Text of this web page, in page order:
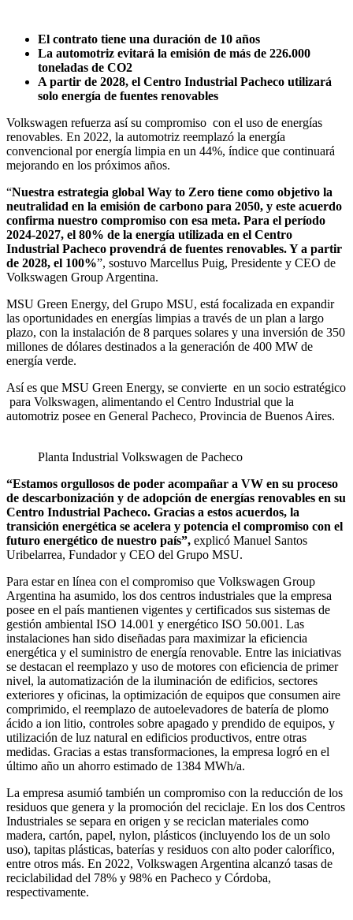
El contrato tiene una duración de 10 años
La automotriz evitará la emisión de más de 226.000
toneladas de CO2
A partir de 2028, el Centro Industrial Pacheco utilizará
solo energía de fuentes renovables
Volkswagen refuerza así su compromiso con el uso de energías
renovables. En 2022, la automotriz reemplazó la energía
convencional por energía limpia en un 44%, índice que continuará
mejorando en los próximos años.
“Nuestra estrategia global Way to Zero tiene como objetivo la
neutralidad en la emisión de carbono para 2050, y este acuerdo
confirma nuestro compromiso con esa meta. Para el período
2024-2027, el 80% de la energía utilizada en el Centro
Industrial Pacheco provendrá de fuentes renovables. Y a partir
de 2028, el 100%”, sostuvo Marcellus Puig, Presidente y CEO de
Volkswagen Group Argentina.
MSU Green Energy, del Grupo MSU, está focalizada en expandir
las oportunidades en energías limpias a través de un plan a largo
plazo, con la instalación de 8 parques solares y una inversión de 350
millones de dólares destinados a la generación de 400 MW de
energía verde.
Así es que MSU Green Energy, se convierte en un socio estratégico
para Volkswagen, alimentando el Centro Industrial que la
automotriz posee en General Pacheco, Provincia de Buenos Aires.
Planta Industrial Volkswagen de Pacheco
“Estamos orgullosos de poder acompañar a VW en su proceso
de descarbonización y de adopción de energías renovables en su
Centro Industrial Pacheco. Gracias a estos acuerdos, la
transición energética se acelera y potencia el compromiso con el
futuro energético de nuestro país”, explicó Manuel Santos
Uribelarrea, Fundador y CEO del Grupo MSU.
Para estar en línea con el compromiso que Volkswagen Group
Argentina ha asumido, los dos centros industriales que la empresa
posee en el país mantienen vigentes y certificados sus sistemas de
gestión ambiental ISO 14.001 y energético ISO 50.001. Las
instalaciones han sido diseñadas para maximizar la eficiencia
energética y el suministro de energía renovable. Entre las iniciativas
se destacan el reemplazo y uso de motores con eficiencia de primer
nivel, la automatización de la iluminación de edificios, sectores
exteriores y oficinas, la optimización de equipos que consumen aire
comprimido, el reemplazo de autoelevadores de batería de plomo
ácido a ion litio, controles sobre apagado y prendido de equipos, y
utilización de luz natural en edificios productivos, entre otras
medidas. Gracias a estas transformaciones, la empresa logró en el
último año un ahorro estimado de 1384 MWh/a.
La empresa asumió también un compromiso con la reducción de los
residuos que genera y la promoción del reciclaje. En los dos Centros
Industriales se separa en origen y se reciclan materiales como
madera, cartón, papel, nylon, plásticos (incluyendo los de un solo
uso), tapitas plásticas, baterías y residuos con alto poder calorífico,
entre otros más. En 2022, Volkswagen Argentina alcanzó tasas de
reciclabilidad del 78% y 98% en Pacheco y Córdoba,
respectivamente.